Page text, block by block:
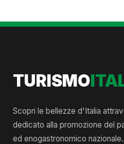
TURISMO
Scopri le bellezze d'Italia
dedicato alla promozione del
ed enogastronomico nazionale.